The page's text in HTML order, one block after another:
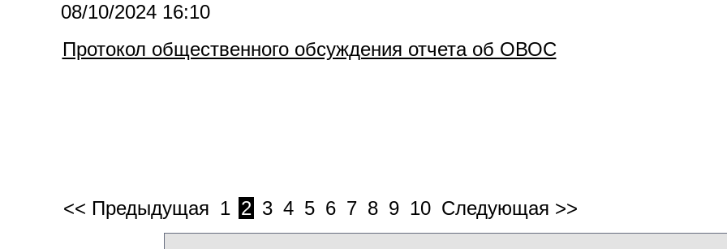
08/10/2024 16:10
Протокол общественного обсуждения отчета об ОВОС
<< Предыдущая 1 2 3 4 5 6 7 8 9 10 Следующая >>